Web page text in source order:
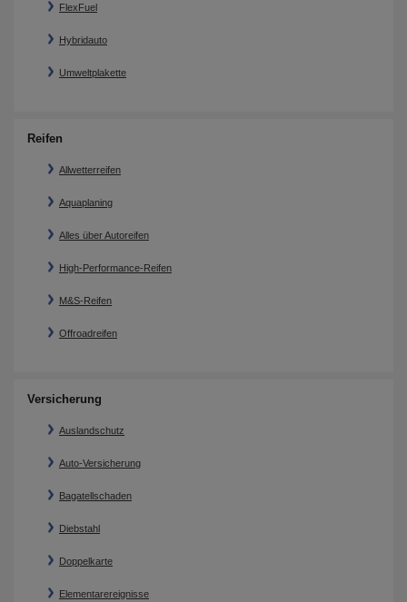
FlexFuel
Hybridauto
Umweltplakette
Reifen
Allwetterreifen
Aquaplaning
Alles über Autoreifen
High-Performance-Reifen
M&S-Reifen
Offroadreifen
Versicherung
Auslandschutz
Auto-Versicherung
Bagatellschaden
Diebstahl
Doppelkarte
Elementarereignisse